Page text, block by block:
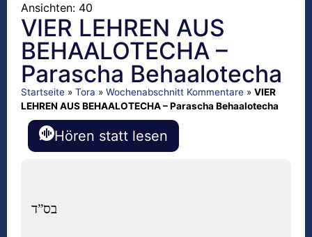
Ansichten: 40
VIER LEHREN AUS
BEHAALOTECHA –
Parascha Behaalotecha
Startseite » Tora » Wochenabschnitt Kommentare » VIER
LEHREN AUS BEHAALOTECHA – Parascha Behaalotecha
Hören statt lesen
בס”ד